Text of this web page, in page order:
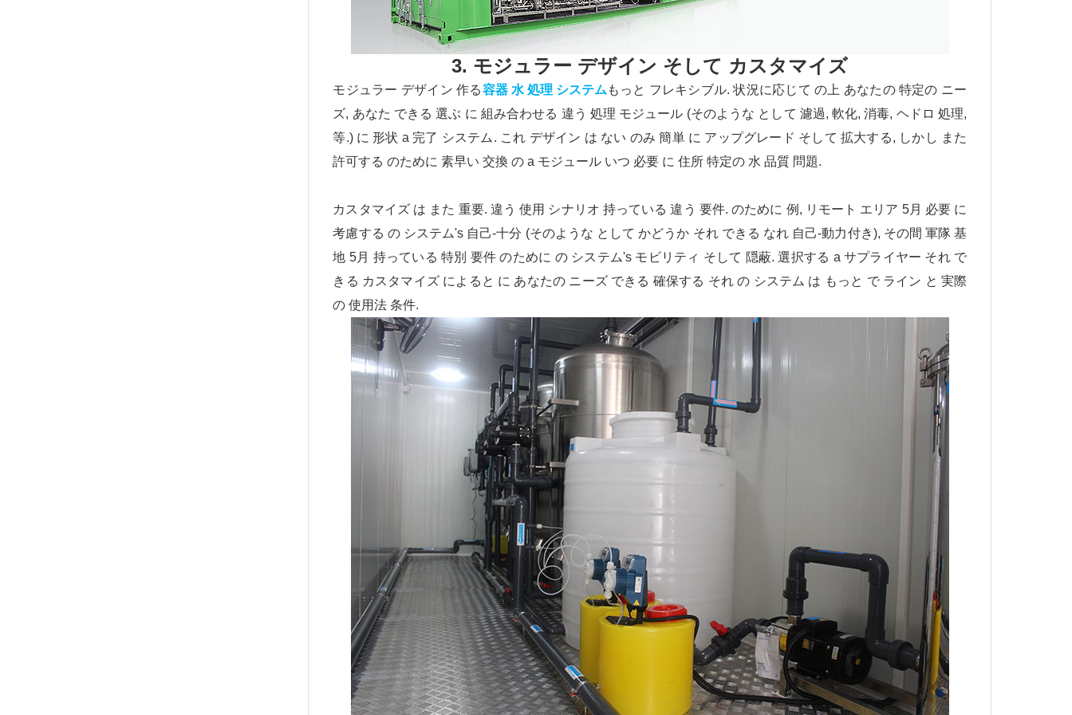
3. モジュラー デザイン そして カスタマイズ
モジュラー デザイン 作る容器 水 処理 システム もっと フレキシブル. 状況に応じて の上 あなたの 特定の ニー
ズ, あなた できる 選ぶ に 組み合わせる 違う 処理 モジュール (そのような として 濾過, 軟化, 消毒, ヘドロ 処理,
等.) に 形状 a 完了 システム. これ デザイン は ない のみ 簡単 に アップグレード そして 拡大する, しかし また
許可する のために 素早い 交換 の a モジュール いつ 必要 に 住所 特定の 水 品質 問題.
カスタマイズ は また 重要. 違う 使用 シナリオ 持っている 違う 要件. のために 例, リモート エリア 5月 必要 に
考慮する の システム's 自己-十分 (そのような として かどうか それ できる なれ 自己-動力付き), その間 軍隊 基
地 5月 持っている 特別 要件 のために の システム's モビリティ そして 隠蔽. 選択する a サプライヤー それ で
きる カスタマイズ によると に あなたの ニーズ できる 確保する それ の システム は もっと で ライン と 実際
の 使用法 条件.